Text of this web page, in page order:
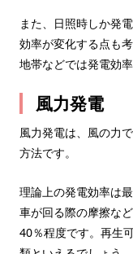
また、日照時しか発
効率が変化する点も
地帯などでは発電効
風力発電
風力発電は、風の力
方法です。
理論上の発電効率は
車が回る際の摩擦な
40％程度です。再生